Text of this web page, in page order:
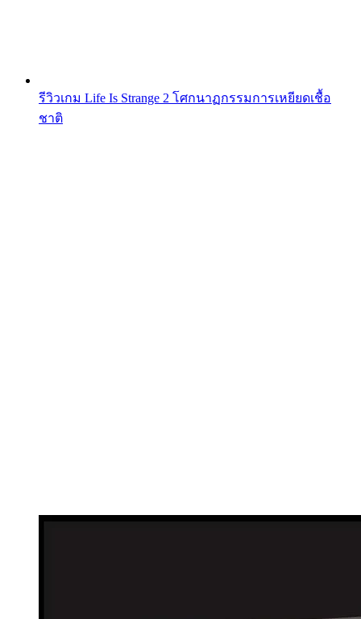
รีวิวเกม Life Is Strange 2 โศกนาฏกรรมการเหยียดเชื้อ
ชาติ